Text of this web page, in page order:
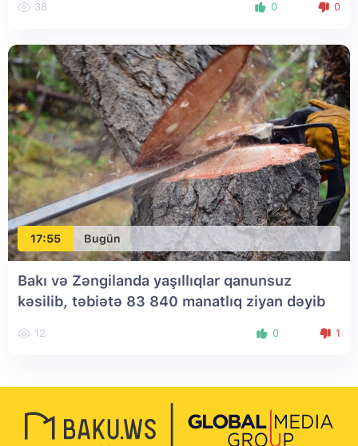
38 0 0
17:55 Bugün
Bakı və Zəngilanda yaşıllıqlar qanunsuz
kəsilib, təbiətə 83 840 manatlıq ziyan dəyib
12 0 1